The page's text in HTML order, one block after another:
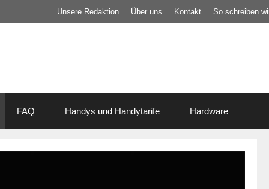
Unsere Redaktion Über uns Kontakt So schreiben
FAQ Handys und Handytarife Hardware